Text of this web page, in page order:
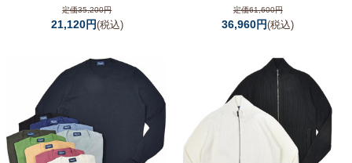
定価35,200円
21,120円(税込)
定価61,600円
36,960円(税込)